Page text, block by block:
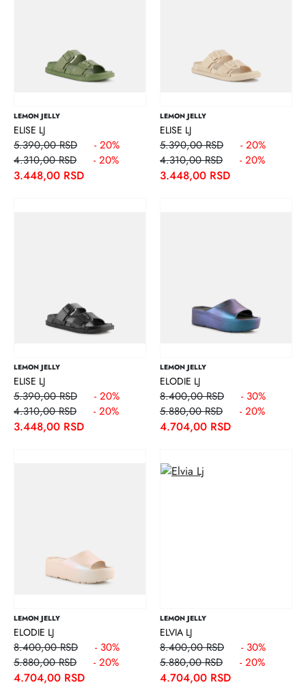
LEMON JELLY
ELISE LJ
5.390,00 RSD
- 20%
4.310,00 RSD
- 20%
3.448,00 RSD
LEMON JELLY
ELISE LJ
5.390,00 RSD
- 20%
4.310,00 RSD
- 20%
3.448,00 RSD
LEMON JELLY
ELISE LJ
5.390,00 RSD
- 20%
4.310,00 RSD
- 20%
3.448,00 RSD
LEMON JELLY
ELODIE LJ
8.400,00 RSD
- 30%
5.880,00 RSD
- 20%
4.704,00 RSD
LEMON JELLY
ELODIE LJ
8.400,00 RSD
- 30%
5.880,00 RSD
- 20%
4.704,00 RSD
LEMON JELLY
ELVIA LJ
8.400,00 RSD
- 30%
5.880,00 RSD
- 20%
4.704,00 RSD